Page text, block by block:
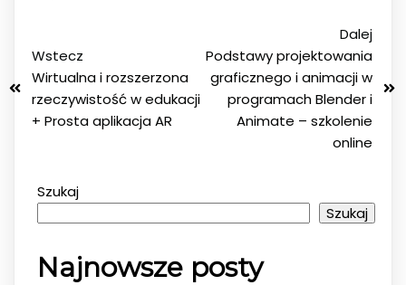
Wstecz
Wirtualna i rozszerzona
rzeczywistość w edukacji
+ Prosta aplikacja AR
Dalej
Podstawy projektowania
graficznego i animacji w
programach Blender i
Animate – szkolenie
online
Szukaj
Szukaj
Najnowsze posty